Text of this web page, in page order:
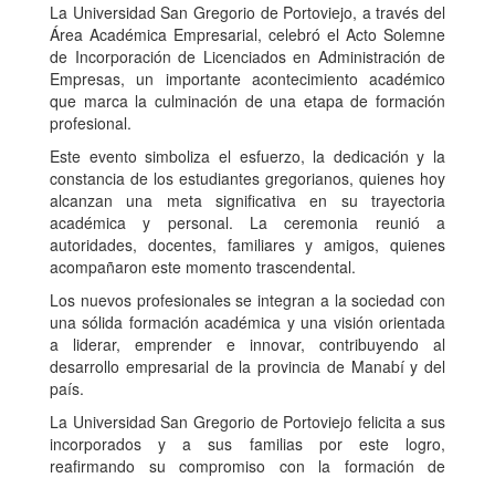
La Universidad San Gregorio de Portoviejo, a través del
Área Académica Empresarial, celebró el Acto Solemne
de Incorporación de Licenciados en Administración de
Empresas, un importante acontecimiento académico
que marca la culminación de una etapa de formación
profesional.
Este evento simboliza el esfuerzo, la dedicación y la
constancia de los estudiantes gregorianos, quienes hoy
alcanzan una meta significativa en su trayectoria
académica y personal. La ceremonia reunió a
autoridades, docentes, familiares y amigos, quienes
acompañaron este momento trascendental.
Los nuevos profesionales se integran a la sociedad con
una sólida formación académica y una visión orientada
a liderar, emprender e innovar, contribuyendo al
desarrollo empresarial de la provincia de Manabí y del
país.
La Universidad San Gregorio de Portoviejo felicita a sus
incorporados y a sus familias por este logro,
reafirmando su compromiso con la formación de